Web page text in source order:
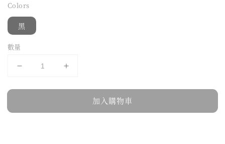
Colors
黑
數量
加入購物車